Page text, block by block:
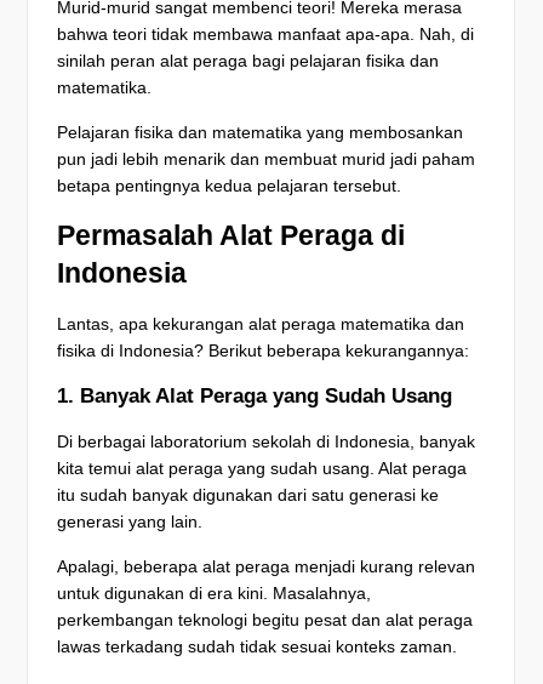
Murid-murid sangat membenci teori! Mereka merasa
bahwa teori tidak membawa manfaat apa-apa. Nah, di
sinilah peran alat peraga bagi pelajaran fisika dan
matematika.
Pelajaran fisika dan matematika yang membosankan
pun jadi lebih menarik dan membuat murid jadi paham
betapa pentingnya kedua pelajaran tersebut.
Permasalah Alat Peraga di
Indonesia
Lantas, apa kekurangan alat peraga matematika dan
fisika di Indonesia? Berikut beberapa kekurangannya:
1. Banyak Alat Peraga yang Sudah Usang
Di berbagai laboratorium sekolah di Indonesia, banyak
kita temui alat peraga yang sudah usang. Alat peraga
itu sudah banyak digunakan dari satu generasi ke
generasi yang lain.
Apalagi, beberapa alat peraga menjadi kurang relevan
untuk digunakan di era kini. Masalahnya,
perkembangan teknologi begitu pesat dan alat peraga
lawas terkadang sudah tidak sesuai konteks zaman.